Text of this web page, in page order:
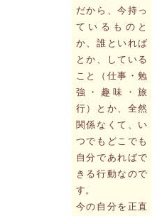
だから、今持っ
ているものと
か、誰といれば
とか、している
こと（仕事・勉
強・趣味・旅
行）とか、全然
関係なくて、い
つでもどこでも
自分であればで
きる行動なので
す。
今の自分を正直